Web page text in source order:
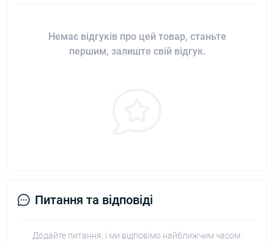
Немає відгуків про цей товар, станьте
першим, залиште свій відгук.
Питання та відповіді
Додайте питання, і ми відповімо найближчим часом.